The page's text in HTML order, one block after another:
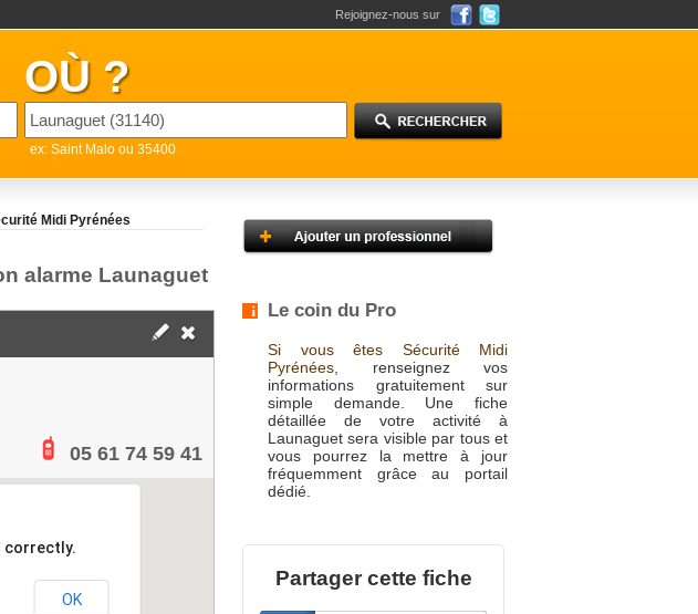
Rejoignez-nous sur
OÙ ?
ex: Saint Malo ou 35400
Midi Pyrénées
alarme Launaguet
05 61 74 59 41
correctly.
OK
Le coin du Pro
Si vous êtes Sécurité Midi
Pyrénées,
renseignez vos
informations gratuitement sur
simple demande. Une fiche
détaillée de votre activité à
Launaguet sera visible par tous et
vous pourrez la mettre à jour
fréquemment grâce au portail
dédié.
Partager cette fiche